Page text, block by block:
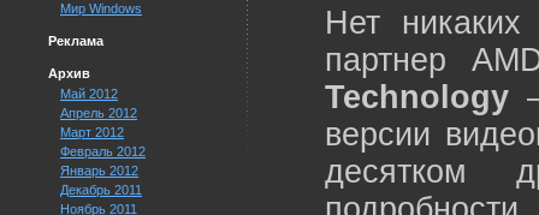
Мир Windows
Реклама
Архив
Май 2012
Апрель 2012
Март 2012
Февраль 2012
Январь 2012
Декабрь 2011
Ноябрь 2011
Нет
партнер
Technology
версии
десятком